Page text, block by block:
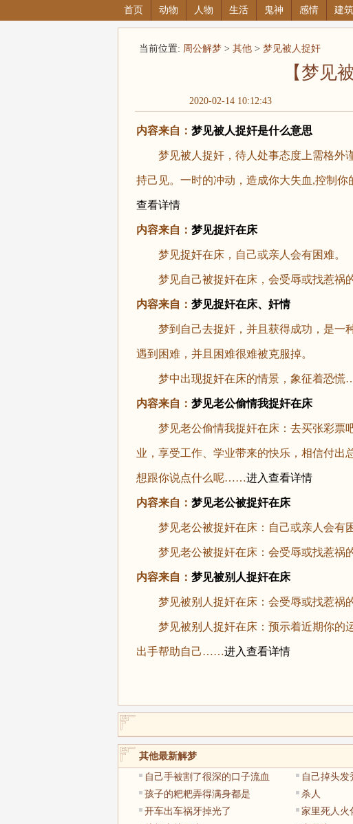
首页 动物 人物 生活 鬼神 感情 建筑
当前位置: 周公解梦> 其他> 梦见被人捉奸
【梦见
2020-02-14 10:12:43
内容来自： 梦见被人捉奸是什么意思
梦见被人捉奸，待人处事态度上需格外
持己见。一时的冲动，造成你大失血,控制
查看详情
内容来自： 梦见捉奸在床
梦见捉奸在床，自己或亲人会有困难。
梦见自己被捉奸在床，会受辱或找惹祸
内容来自： 梦见捉奸在床、奸情
梦到自己去捉奸，并且获得成功，是一
遇到困难，并且困难很难被克服掉。
梦中出现捉奸在床的情景，象征着恐
内容来自： 梦见老公偷情我捉奸在床
梦见老公偷情我捉奸在床：去买张彩票
业，享受工作、学业带来的快乐，相信付出
想跟你说点什么呢……进入查看详情
内容来自： 梦见老公被捉奸在床
梦见老公被捉奸在床：自己或亲人会有困
梦见老公被捉奸在床：会受辱或找惹祸
内容来自： 梦见被别人捉奸在床
梦见被别人捉奸在床：会受辱或找惹祸的
梦见被别人捉奸在床：预示着近期你的
出手帮助自己……进入查看详情
其他最新解梦
自己手被割了很深的口子流血
自己掉头发
孩子的粑粑弄得满身都是
杀人
开车出车祸牙掉光了
家里死人火